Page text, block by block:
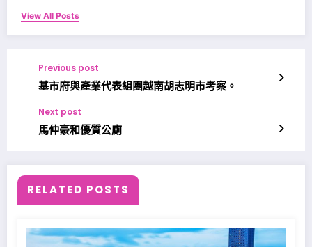
View All Posts
Previous post
基市府與產業代表組團越南胡志明市考察。
Next post
馬仲豪和優質公廁
RELATED POSTS